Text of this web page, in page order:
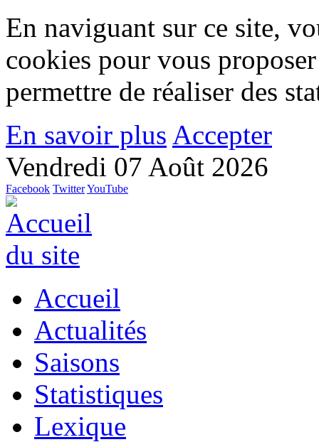
En naviguant sur ce site,
cookies pour vous
permettre de réaliser des
En savoir plus Accepter
Vendredi 07 Août 2026
Facebook TwitterYouTube
Accueil
Actualités
Saisons
Statistiques
Lexique